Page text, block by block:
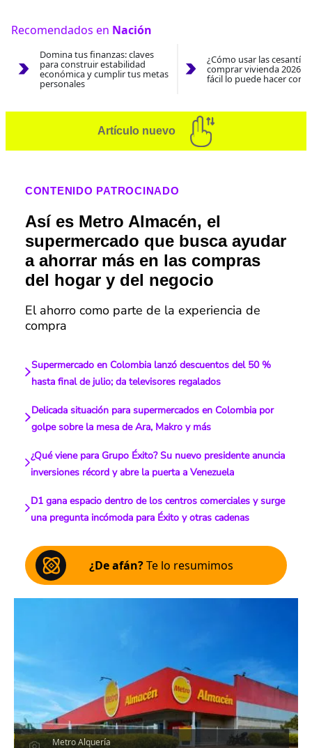
Recomendados en Nación
Domina tus finanzas: claves
para construir estabilidad
económica y cumplir tus metas
personales
¿Cómo usar las
comprar vivienda 2026?
fácil lo puede hacer con
Artículo nuevo
CONTENIDO PATROCINADO
Así es Metro Almacén, el
supermercado que busca ayudar
a ahorrar más en las compras
del hogar y del negocio
El ahorro como parte de la experiencia de
compra
Supermercado en Colombia lanzó descuentos del 50 %
hasta final de julio; da televisores regalados
Delicada situación para supermercados en Colombia por
golpe sobre la mesa de Ara, Makro y más
¿Qué viene para Grupo Éxito? Su nuevo presidente anuncia
inversiones récord y abre la puerta a Venezuela
D1 gana espacio dentro de los centros comerciales y surge
una pregunta incómoda para Éxito y otras cadenas
¿De afán?Te lo resumimos
Metro Alquería